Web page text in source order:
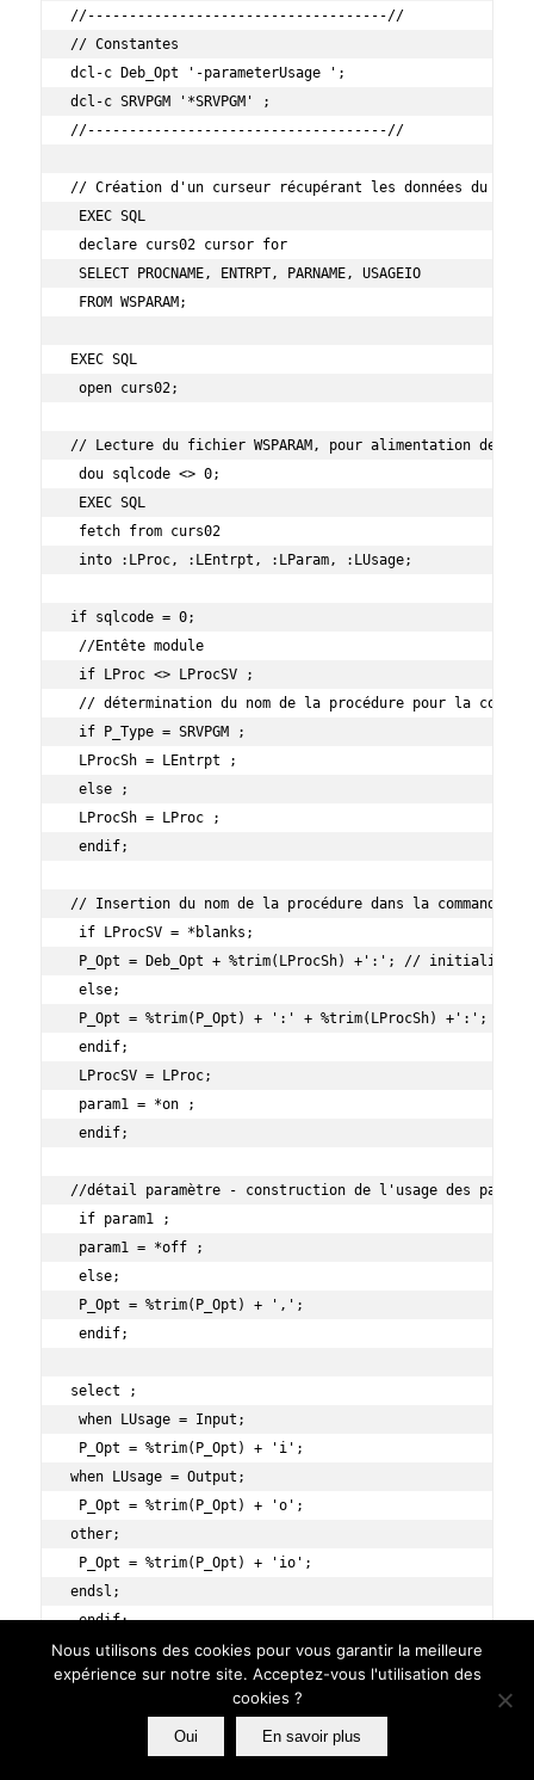
//------------------------------------//
// Constantes
dcl-c Deb_Opt '-parameterUsage ';
dcl-c SRVPGM '*SRVPGM' ;
//------------------------------------//
// Création d'un curseur récupérant les données du fichier
EXEC SQL
declare curs02 cursor for
SELECT PROCNAME, ENTRPT, PARNAME, USAGEIO
FROM WSPARAM;
EXEC SQL
open curs02;
// Lecture du fichier WSPARAM, pour alimentation de
dou sqlcode <> 0;
EXEC SQL
fetch from curs02
into :LProc, :LEntrpt, :LParam, :LUsage;
if sqlcode = 0;
//Entête module
if LProc <> LProcSV ;
// détermination du nom de la procédure pour la
if P_Type = SRVPGM ;
LProcSh = LEntrpt ;
else ;
LProcSh = LProc ;
endif;
// Insertion du nom de la procédure dans la commande
if LProcSV = *blanks;
P_Opt = Deb_Opt + %trim(LProcSh) +':'; //
else;
P_Opt = %trim(P_Opt) + ':' + %trim(LProcSh) +':'; //
endif;
LProcSV = LProc;
param1 = *on ;
endif;
//détail paramètre - construction de l'usage des
if param1 ;
param1 = *off ;
else;
P_Opt = %trim(P_Opt) + ',';
endif;
select ;
when LUsage = Input;
P_Opt = %trim(P_Opt) + 'i';
when LUsage = Output;
P_Opt = %trim(P_Opt) + 'o';
other;
P_Opt = %trim(P_Opt) + 'io';
endsl;
endif;
enddo;
close curs02;
Nous utilisons des cookies pour vous garantir la meilleure
expérience sur notre site. Acceptez-vous l'utilisation des
cookies ?
Oui En savoir plus